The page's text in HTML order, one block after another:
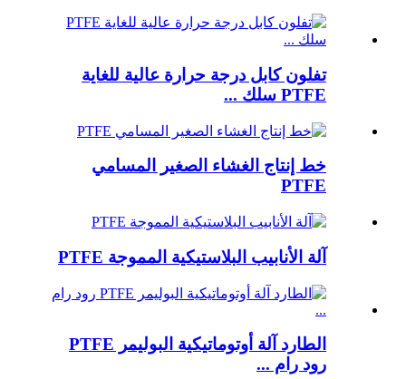
تفلون كابل درجة حرارة عالية للغاية
PTFE سلك ...
خط إنتاج الغشاء الصغير المسامي
PTFE
آلة الأنابيب البلاستيكية المموجة PTFE
الطارد آلة أوتوماتيكية البوليمر PTFE
رود رام ...